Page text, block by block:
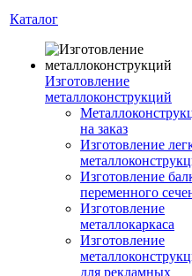
Каталог
Изготовление
металлоконструкций
на заказ
Изготовление
Изготовление
переменного
Изготовление
металлокаркаса
Изготовление
для рекламных